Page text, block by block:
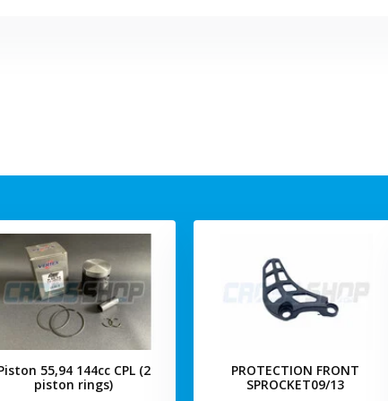
55,94 144cc CPL (2
piston rings)
PROTECTION FRONT
SPROCKET09/13